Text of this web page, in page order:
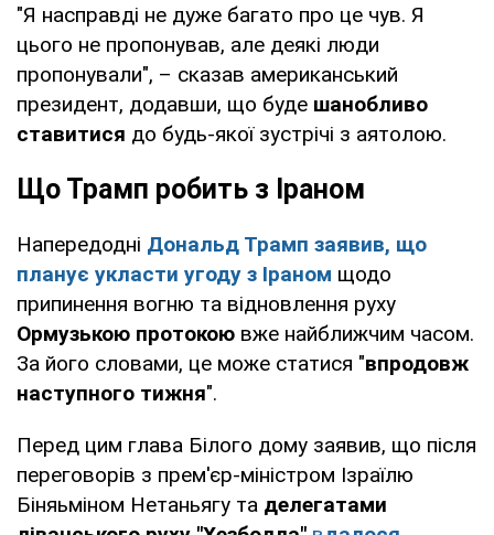
"Я насправді не дуже багато про це чув. Я
цього не пропонував, але деякі люди
пропонували", – сказав американський
президент, додавши, що буде шанобливо
ставитися до будь-якої зустрічі з аятолою.
Що Трамп робить з Іраном
Напередодні Дональд Трамп заявив, що
планує укласти угоду з Іраном щодо
припинення вогню та відновлення руху
Ормузькою протокою вже найближчим часом.
За його словами, це може статися "впродовж
наступного тижня".
Перед цим глава Білого дому заявив, що після
переговорів з прем'єр-міністром Ізраїлю
Біняьміном Нетаньягу та делегатами